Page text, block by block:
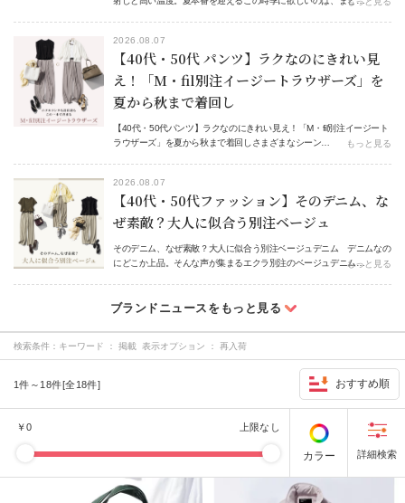
2026.08.07
【40代・50代 パンツ】ラクなのにきれい見
え！「M・fil別注イージートラウザーズ」を
夏から秋まで着回し
【40代・50代パンツ】ラクなのにきれい見え！「M・fil別注イージート
ラウザーズ」を夏から秋まで着回しさまざまなシーン…
もっと見る
2026.08.07
【40代・50代ファッション】そのデニム、な
ぜ素敵？大人に似合う別注ベージュ
そのデニム、なぜ素敵？大人に似合う別注ベージュデニム デニムなの
にどこか上品。そんな声が集まるエクラ別注のベージュデニム…もっと見る
検索条件： キーワード ： 掲載 表示オプション ： 再入荷
1件～18件[全18件] おすすめ順
￥0 上限なし
カラー